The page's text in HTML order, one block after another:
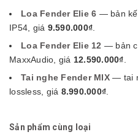
Loa Fender Elie 6 — bản kế
IP54, giá 9.590.000₫.
Loa Fender Elie 12 — bản
MaxxAudio, giá 12.590.000₫
Tai nghe Fender MIX— tai
lossless, giá 8.990.000₫
Sản phẩm cùng loại